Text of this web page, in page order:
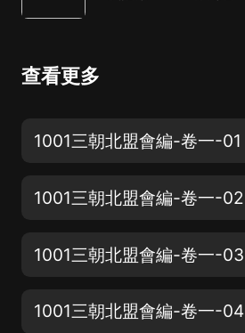
查看更多
1001三朝北盟會編-卷一-01
1001三朝北盟會編-卷一-02
1001三朝北盟會編-卷一-03
1001三朝北盟會編-卷一-04